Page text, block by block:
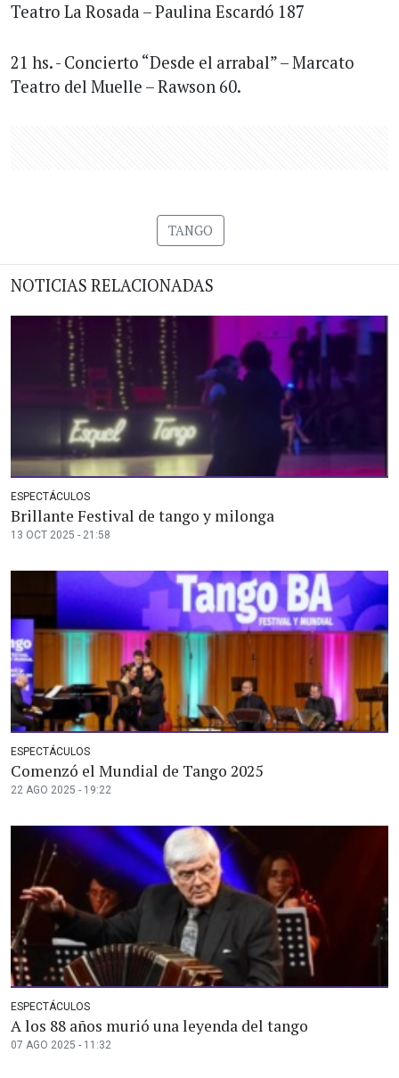
Teatro La Rosada – Paulina Escardó 187
21 hs. - Concierto “Desde el arrabal” – Marcato
Teatro del Muelle – Rawson 60.
TANGO
NOTICIAS RELACIONADAS
ESPECTÁCULOS
Brillante Festival de tango y milonga
13 OCT 2025 - 21:58
ESPECTÁCULOS
Comenzó el Mundial de Tango 2025
22 AGO 2025 - 19:22
ESPECTÁCULOS
A los 88 años murió una leyenda del tango
07 AGO 2025 - 11:32